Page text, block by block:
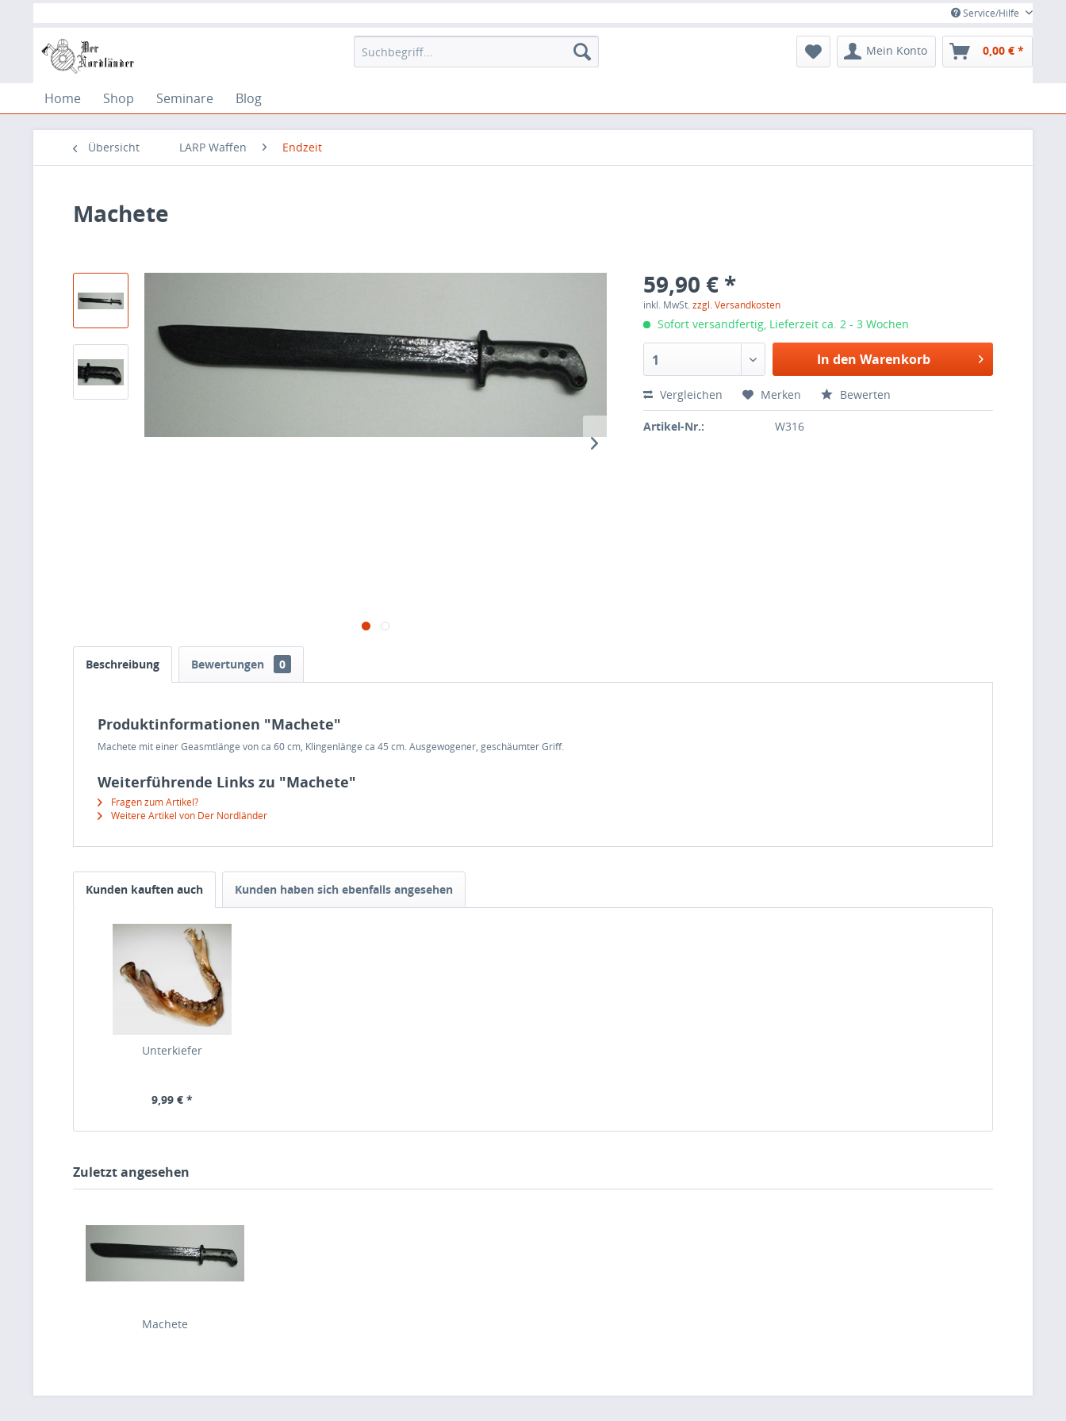
Service/Hilfe
Mein Konto 0,00 € *
Home Shop Seminare Blog
Übersicht LARP Waffen Endzeit
Machete
59,90 € *
inkl. MwSt.zzgl. Versandkosten
Sofort versandfertig, Lieferzeit ca. 2 - 3 Wochen
1 In den Warenkorb
Vergleichen Merken Bewerten
Artikel-Nr.: W316
Beschreibung Bewertungen 0
Produktinformationen "Machete"
Machete mit einer Geasmtlänge von ca 60 cm, Klingenlänge ca 45 cm. Ausgewogener, geschäumter Griff.
Weiterführende Links zu "Machete"
Fragen zum Artikel?
Weitere Artikel von Der Nordländer
Kunden kauften auch Kunden haben sich ebenfalls angesehen
Unterkiefer
9,99 € *
Zuletzt angesehen
Machete